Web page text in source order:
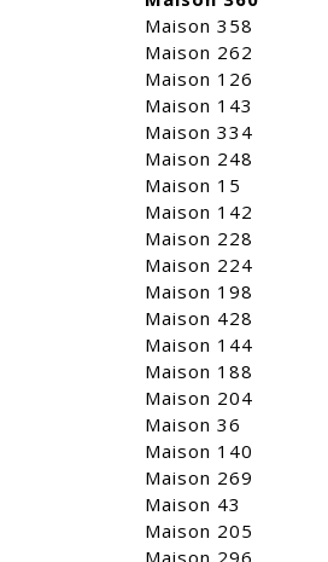
Maison 358
Maison 262
Maison 126
Maison 143
Maison 334
Maison 248
Maison 15
Maison 142
Maison 228
Maison 224
Maison 198
Maison 428
Maison 144
Maison 188
Maison 204
Maison 36
Maison 140
Maison 269
Maison 43
Maison 205
Maison 296